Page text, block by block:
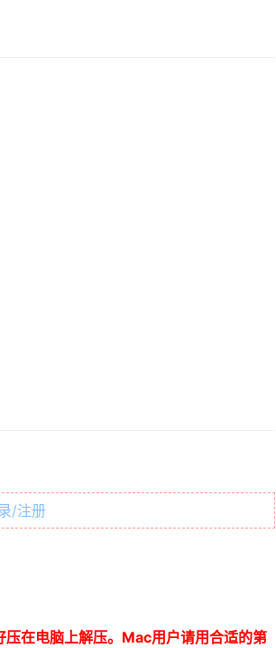
/注册
压在电脑上解压。 Mac用户请用合适的第